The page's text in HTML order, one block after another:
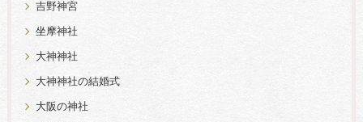
吉野神宮
坐摩神社
大神神社
大神神社の結婚式
大阪の神社